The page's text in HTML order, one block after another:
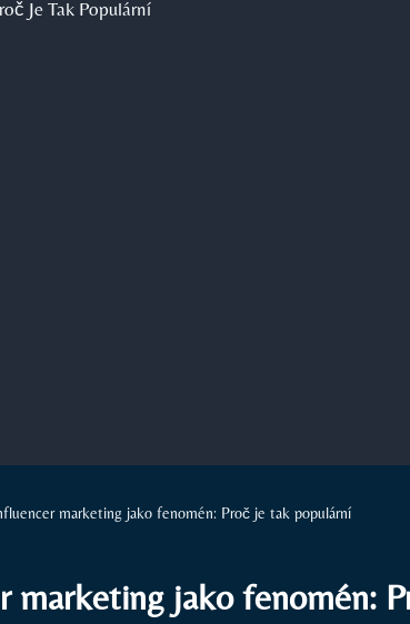
marketing jako fenomén: Proč je tak populární
marketing jako fenomén: